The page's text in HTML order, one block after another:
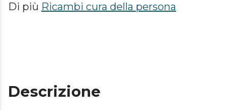
Di più Ricambi cura della persona
Descrizione